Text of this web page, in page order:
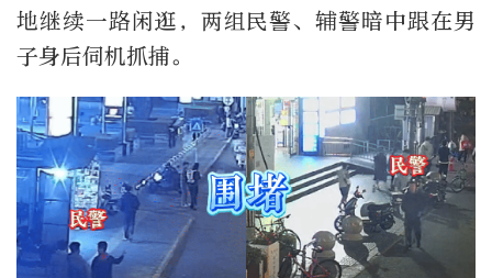
地继续一路闲逛，两组民警、辅警暗中跟在男
子身后伺机抓捕。